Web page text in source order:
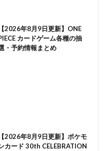
【2026年8月9日更新】ONE
カードゲーム各種の抽
・予約情報まとめ
【2026年8月9日更新】ポケモ
カード 30th CELEBRATION